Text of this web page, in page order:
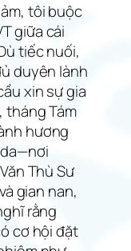
tôi buộc
giữa cái
tiếc nuối,
duyên lành
xin sự gia
tháng Tám
hương
Thù Sư
gian nan,
rằng
cơ hội đặt